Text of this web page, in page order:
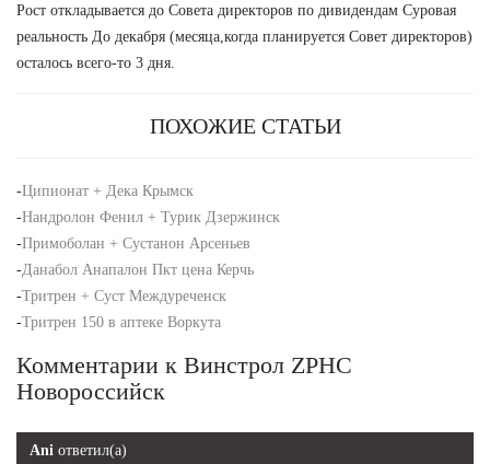
Рост откладывается до Совета директоров по дивидендам Суровая
реальность До декабря (месяца,когда планируется Совет директоров)
осталось всего-то 3 дня.
ПОХОЖИЕ СТАТЬИ
-Ципионат + Дека Крымск
-Нандролон Фенил + Турик Дзержинск
-Примоболан + Сустанон Арсеньев
-Данабол Анапалон Пкт цена Керчь
-Тритрен + Суст Междуреченск
-Тритрен 150 в аптеке Воркута
Комментарии к Винстрол ZPHC
Новороссийск
Ani ответил(а)